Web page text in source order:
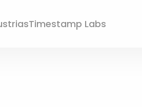
Timestamp Labs